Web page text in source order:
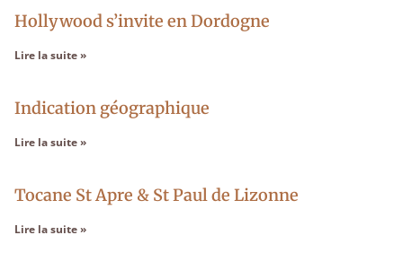
Hollywood s’invite en Dordogne
Lire la suite »
Indication géographique
Lire la suite »
Tocane St Apre & St Paul de Lizonne
Lire la suite »